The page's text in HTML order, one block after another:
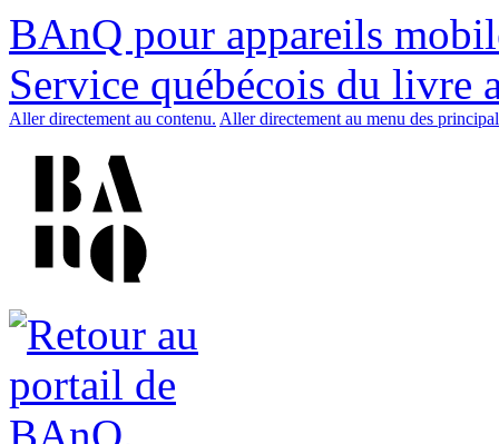
BAnQ pour appareils
Service québécois du livre
Aller directement au contenu. Aller directement au menu des